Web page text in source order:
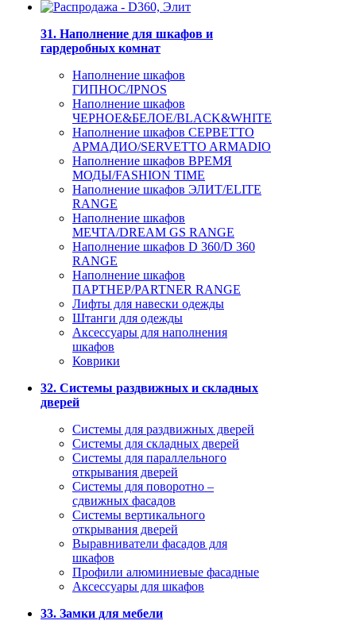
31. Наполнение для шкафов и
гардеробных комнат
Наполнение шкафов
ГИПНОС/IPNOS
Наполнение шкафов
ЧЕРНОЕ&БЕЛОЕ/BLACK&WHITE
Наполнение шкафов СЕРВЕТТО
АРМАДИО/SERVETTO ARMADIO
Наполнение шкафов ВРЕМЯ
МОДЫ/FASHION TIME
Наполнение шкафов ЭЛИТ/ELITE
RANGE
Наполнение шкафов
МЕЧТА/DREAM GS RANGE
Наполнение шкафов D 360/D 360
RANGE
Наполнение шкафов
ПАРТНЕР/PARTNER RANGE
Лифты для навески одежды
Штанги для одежды
Аксессуары для наполнения
шкафов
Коврики
32. Системы раздвижных и складных
дверей
Системы для раздвижных дверей
Системы для складных дверей
Системы для параллельного
открывания дверей
Системы для поворотно –
сдвижных фасадов
Системы вертикального
открывания дверей
Выравниватели фасадов для
шкафов
Профили алюминиевые фасадные
Аксессуары для шкафов
33. Замки для мебели